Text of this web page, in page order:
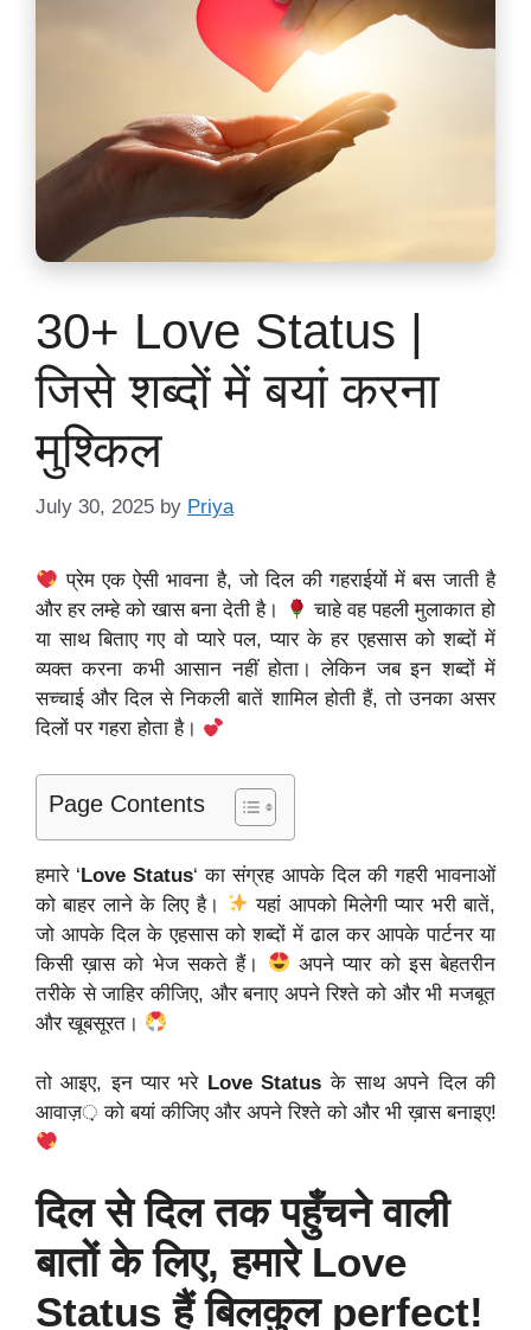
30+ Love Status |
जिसे शब्दों में बयां करना
मुश्किल
July 30, 2025 by Priya
प्रेम एक ऐसी भावना है, जो दिल की गहराईयों में बस जाती है
और हर लम्हे को खास बना देती है।
चाहे वह पहली मुलाकात हो
या साथ बिताए गए वो प्यारे पल, प्यार के हर एहसास को शब्दों में
व्यक्त करना कभी आसान नहीं होता। लेकिन जब इन शब्दों में
सच्चाई और दिल से निकली बातें शामिल होती हैं, तो उनका असर
दिलों पर गहरा होता है।
Page Contents
हमारे ‘Love Status‘ का संग्रह आपके दिल की गहरी भावनाओं
को बाहर लाने के लिए है।
यहां आपको मिलेगी प्यार भरी बातें,
जो आपके दिल के एहसास को शब्दों में ढाल कर आपके पार्टनर या
किसी ख़ास को भेज सकते हैं।
अपने प्यार को इस बेहतरीन
तरीके से जाहिर कीजिए, और बनाए अपने रिश्ते को और भी मजबूत
और खूबसूरत।
तो आइए, इन प्यार भरे Love Status के साथ अपने दिल की
आवाज़ को बयां कीजिए और अपने रिश्ते को और भी ख़ास बनाइए!
दिल से दिल तक पहुँचने वाली
बातों के लिए, हमारे Love
Status हैं बिलकुल perfect!